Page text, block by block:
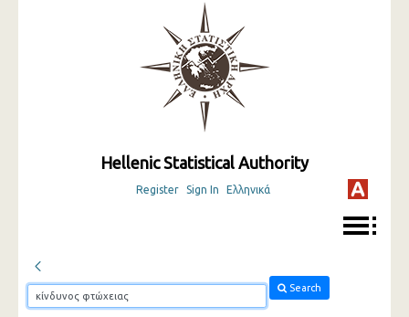
Hellenic Statistical Authority
Register Sign In Ελληνικά
Search